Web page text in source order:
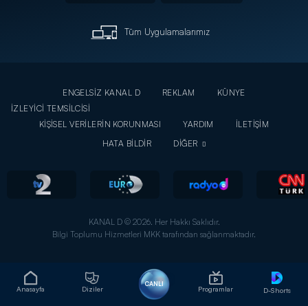
Anasayfa Diziler
CANLI
Programlar D-Shorts
Tüm Uygulamalarımız
ENGELSİZ KANAL D REKLAM
KÜNYE
İZLEYİCİ TEMSİLCİSİ
KİŞİSEL VERİLERİN KORUNMASI
YARDIM
İLETİŞİM
HATA BİLDİR
DİĞER
KANAL D © 2026. Her Hakkı Saklıdır.
Bilgi Toplumu Hizmetleri MKK tarafından sağlanmaktadır.